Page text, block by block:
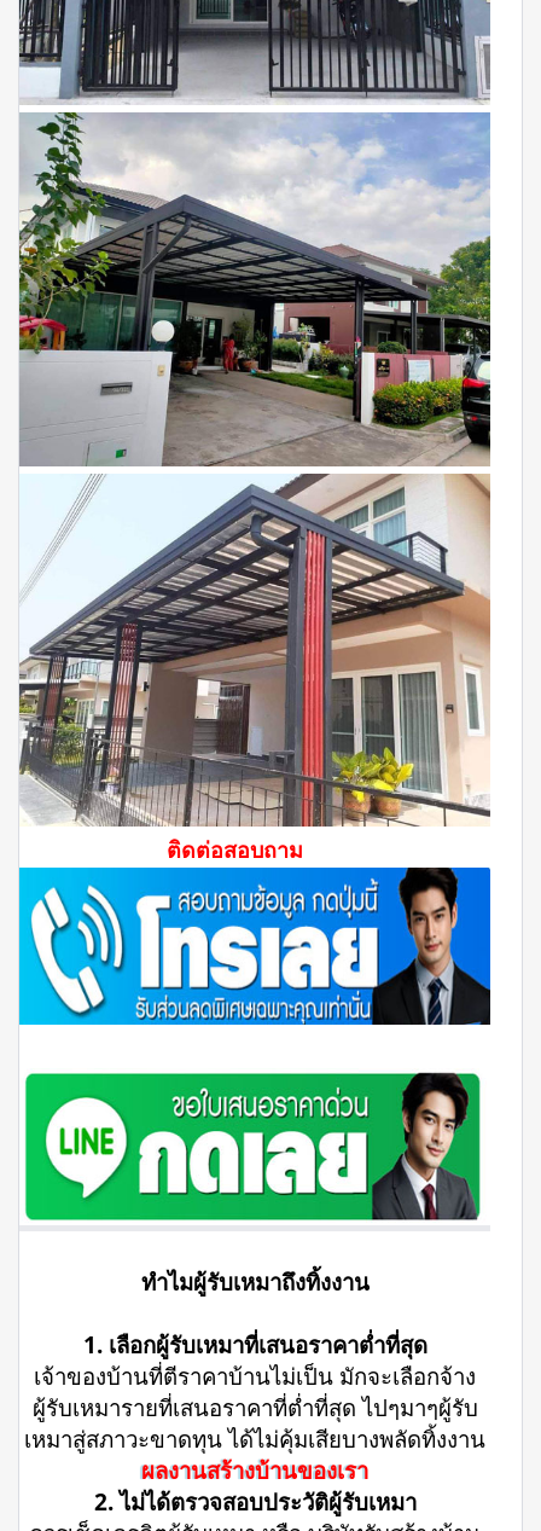
ติดต่อสอบถาม
ทำไมผู้รับเหมาถึงทิ้งงาน
1. เลือกผู้รับเหมาที่เสนอราคาต่ำที่สุด
เจ้าของบ้านที่ตีราคาบ้านไม่เป็น มักจะเลือกจ้าง
ผู้รับเหมารายที่เสนอราคาที่ต่ำที่สุด ไปๆมาๆผู้รับ
เหมาสู่สภาวะขาดทุน ได้ไม่คุ้มเสียบางพลัดทิ้งงาน
ผลงานสร้างบ้านของเรา
2. ไม่ได้ตรวจสอบประวัติผู้รับเหมา